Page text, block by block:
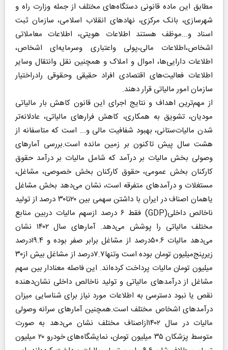
مطابق این ماده قانونی دستگاه‌های مختلف از جمله وزارت راه و
شهرسازی، بانک مرکزی، نهادهای انقلاب اسلامی، سازمان ثبت
اسناد و...موظف هستند اطلاعات هویتی، اطلاعات معاملاتی
اشخاص،اطلاعات مالی،پولی واعتباری وسرمایه‌ای اشخاص،
اطلاعات دارایی‌ها، اموال و املاک و همچنین نقل وانتقال‌ وسایر
اطلاعات فعالیت‌های اقتصادی افراد حقیقی وحقوقی رادراختیار
سازمان امور مالیاتی قرار دهند.
از مهم‌ترین اهداف و نتایج اجرای این قانون کاهش بار مالیاتی
مودیان، تشویق به همکاری، کاهش فرارهای مالیاتی، عادلانه‌تر
شدن مالیات‌ستانی، بهبود شفافیت مالی و... است که متاسفانه از
هشت سال پیش تاکنون بر زمین مانده است.بررسی آمارهای
وصولی بخش مالیات بر درآمد که شامل مالیات بر درآمد حقوق
کارکنان بخش عمومی، حقوق کارکنان بخش خصوصی، مشاغل،
مستغلات و درآمدهای متفرقه است، نشان می‌دهد بخش مشاغل
یاهمان اصناف در ایران با داشتن سهمی بین ۲۰تا۳۰ درصد از تولید
ناخالص داخلی(GDP) فقط ۶ درصد ازسهم مالیات دربین منابع
مختلف مالیاتی را پوشش می‌دهد. آمارهای سال ۱۴۰۲ نشان
می‌دهد مالیات ۵۰.۶درصد از مشاغل برابر صفر بوده و ۱۹.۴درصد
زیرپنج‌میلیون تومان بوده است وتنها۷.۷درصد از مشاغل بیش از۳۰
میلیون تومان مالیات پرداخت کرده‌اند. این فاصله معنا‌دار بین سهم
مشاغل از درآمدهای مالیاتی و تولید ناخالص داخلی نشان‌دهنده
نقص یا نبود دسترسی به اطلاعات مورد نیاز برای شناسایی میزان
درآمدهای اشخاص مختلف است.همچنین آمارهای سرانه وصولی
مالیات در سال ۱۴۰۲ازاصناف مختلف نشان می‌دهد به صورت
متوسط پزشکان ۳۵ میلیون تومان، نمایشگاه‌های خودرو ۲۰ میلیون